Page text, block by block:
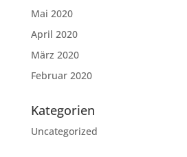
Mai 2020
April 2020
März 2020
Februar 2020
Kategorien
Uncategorized